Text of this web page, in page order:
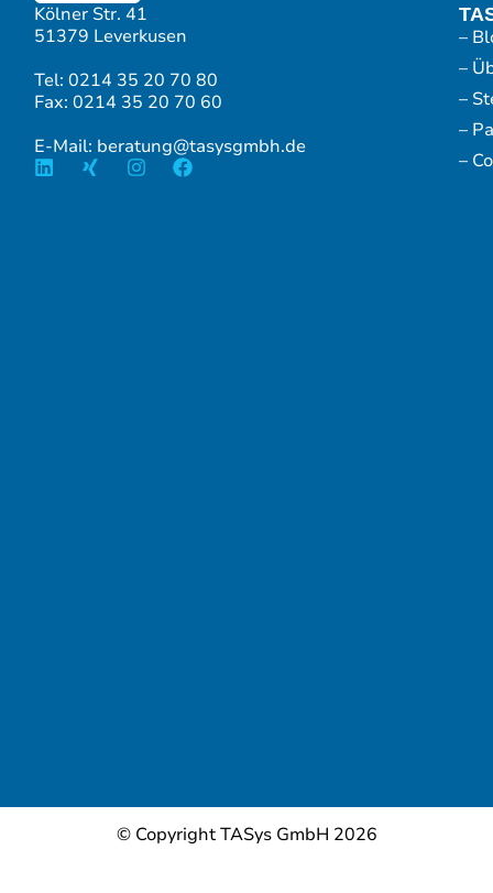
Kölner Str. 41
51379 Leverkusen
Tel: 0214 35 20 70 80
Fax: 0214 35 20 70 60
E-Mail: beratung@tasysgmbh.de
–
–
–
–
–
© Copyright TASys GmbH 2026